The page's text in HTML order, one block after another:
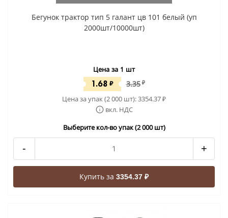
Бегунок трактор тип 5 галант цв 101 белый (уп
2000шт/10000шт)
Цена за 1 шт
1.68 ₽ 3.35 ₽
Цена за упак (2 000 шт):3354.37₽
вкл. НДС
Выберите кол-во упак (2 000 шт)
- +
Купить за 3354.37 ₽